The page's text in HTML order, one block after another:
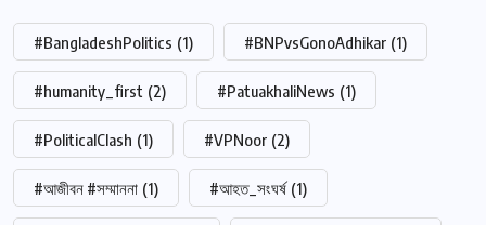
#BangladeshPolitics (1) #BNPvsGonoAdhikar (1)
#humanity_first (2) #PatuakhaliNews (1)
#PoliticalClash (1) #VPNoor (2)
#আজীবন #সম্মাননা (1) #আহত_সংঘর্ষ (1)